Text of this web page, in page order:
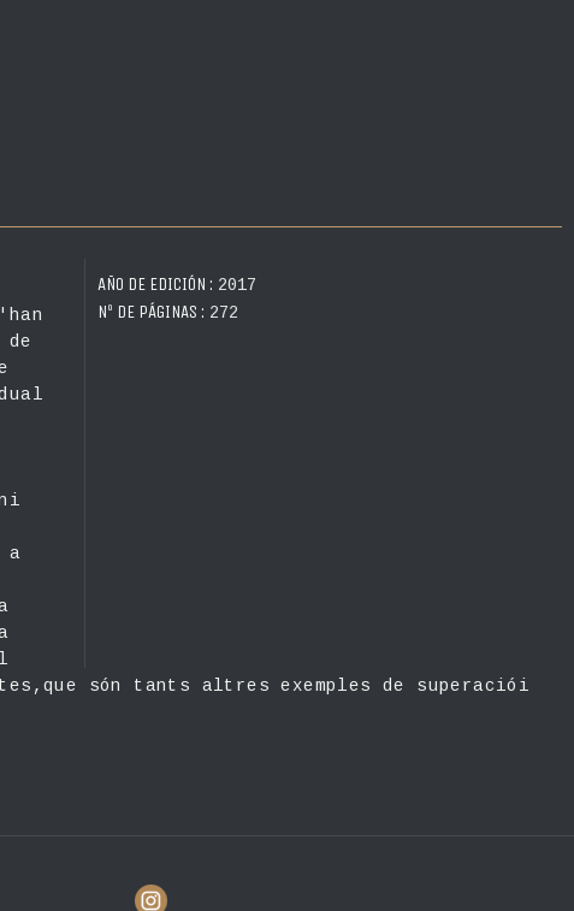
AÑO DE EDICIÓN : 2017
Nº DE PÁGINAS : 272
a
són tants altres exemples de superaciói